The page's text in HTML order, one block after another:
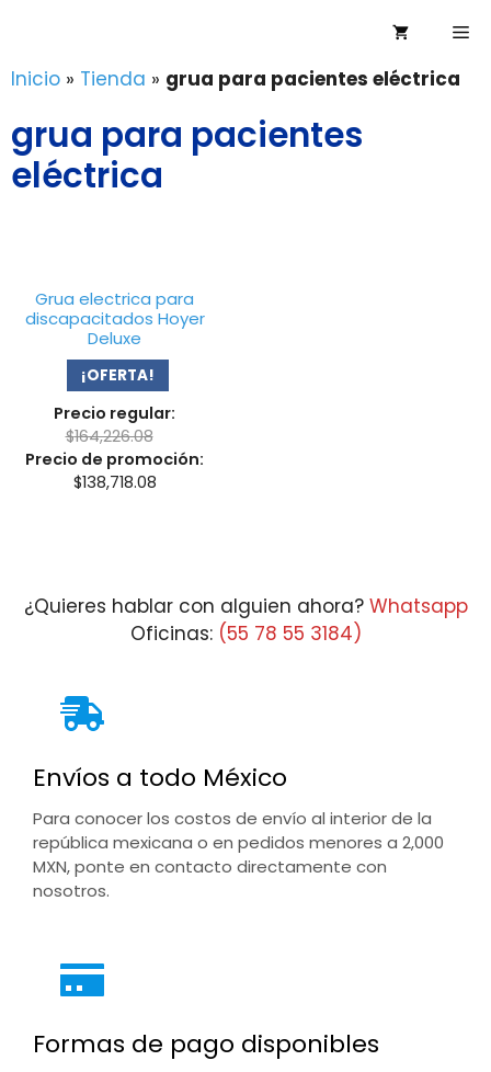
contenido
Inicio » Tienda » grua para pacientes eléctrica
grua para pacientes
eléctrica
Grua electrica para
discapacitados Hoyer
Deluxe
¡OFERTA!
Precio regular:
$164,226.08
Precio de promoción:
$138,718.08
¿Quieres hablar con alguien ahora? Whatsapp
Oficinas: (55 78 55 3184)
Envíos a todo México
Para conocer los costos de envío al interior de la
república mexicana o en pedidos menores a 2,000
MXN, ponte en contacto directamente con
nosotros.
Formas de pago disponibles